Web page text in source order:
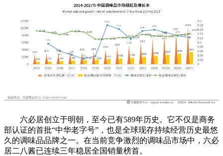
六必居创立于明朝，至今已有589年历史。它不仅是商务
部认证的首批“中华老字号”，也是全球现存持续经营历史最悠
久的调味品品牌之一。在当前竞争激烈的调味品市场中，六必
居二八酱已连续三年稳居全国销量榜首。